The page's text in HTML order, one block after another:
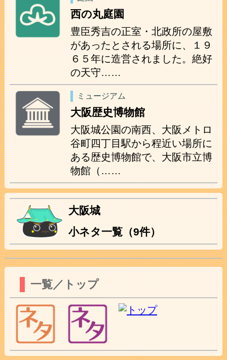
西の丸庭園
豊臣秀吉の正室・北政所の屋敷
があったとされる場所に、１９
６５年に造営されました。絶好
の天守……
ミュージアム
大阪歴史博物館
大阪城公園の南西、大阪メトロ
谷町四丁目駅から程近い場所に
ある歴史博物館で、大阪市立博
物館（……
大阪城
小ネタ一覧（9件）
一覧／トップ